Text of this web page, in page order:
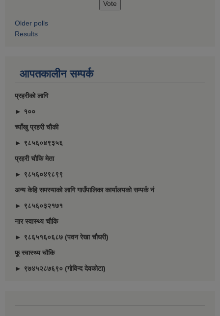
Older polls
Results
आपतकालीन सम्पर्क
प्रहरीकाे लागि
► १००
च्याँखु प्रहरी चाैकी
► ९८५६०४९३५६
प्रहरी चौकि मेता
► ९८५६०४९८९९
अन्य केहि समस्याको लागि गाउँपालिका कार्यालयको सम्पर्क नं
► ९८५६०३२१७१
नार स्वास्थ्य चौकि
► ९८६५१६०६८७ (पवन रेखा चौधरी)
फू स्वास्थ्य चौकि
► ९७४५२८७६९० (गोविन्द देवकोटा)